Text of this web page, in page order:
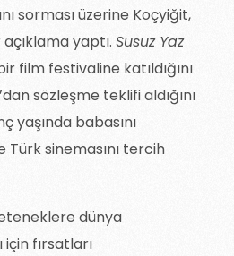
sorması üzerine Koçyiğit,
yaptı.Susuz Yaz
film festivaline katıldığını
sözleşme teklifi aldığını
yaşında babasını
sinemasını tercih
dünya
için fırsatları